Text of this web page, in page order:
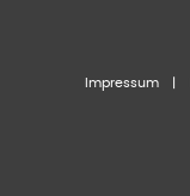
Impressum